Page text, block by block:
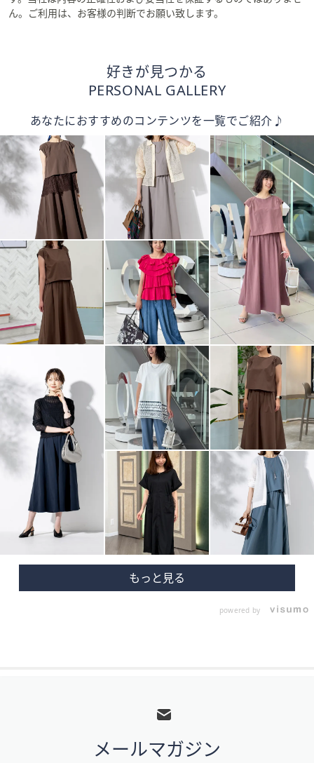
ん。ご利用は、お客様の判断でお願い致します。
好きが見つかる
PERSONAL GALLERY
あなたにおすすめのコンテンツを一覧でご紹介♪
powered by
メールマガジン